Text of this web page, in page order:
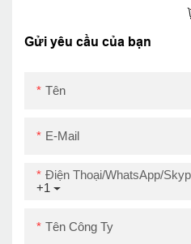
Gửi yêu cầu của bạn
Tên
E-Mail
+1
Điện Thoại/WhatsApp/
Tên Công Ty